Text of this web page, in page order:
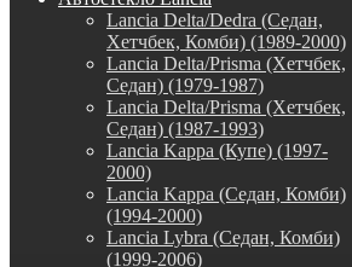
Lancia Delta/Dedra (Седан,
Хетчбек, Комби) (1989-2000)
Lancia Delta/Prisma (Хетчбек,
Седан) (1979-1987)
Lancia Delta/Prisma (Хетчбек,
Седан) (1987-1993)
Lancia Kappa (Купе) (1997-
2000)
Lancia Kappa (Седан, Комби)
(1994-2000)
Lancia Lybra (Седан, Комби)
(1999-2006)